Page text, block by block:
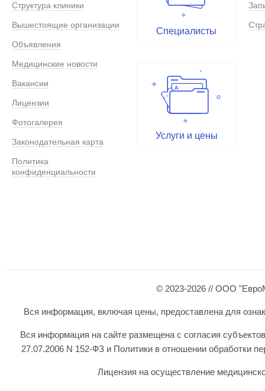
Структура клиники
Вышестоящие организации
Объявления
Медицинские новости
Вакансии
Лицензии
Фотогалерея
Законодательная карта
Политика
конфиденциальности
Специалисты
Услуги и цены
© 2023-2026 // ООО
Вся информация, включая цены, предоставлена для
Вся информация на сайте размещена с согласия
27.07.2006 N 152-ФЗ и Политики в отношении обработки
Лицензия на осуществление